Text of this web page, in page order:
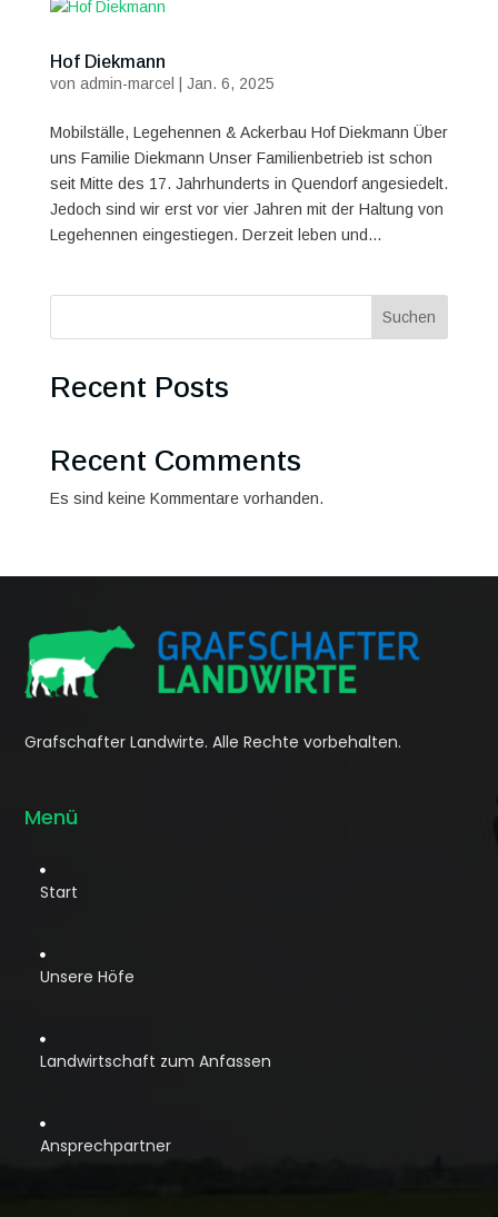
Hof Diekmann
von admin-marcel Jan. 6, 2025
Mobilställe, Legehennen & Ackerbau Hof Diekmann Über
uns Familie Diekmann Unser Familienbetrieb ist schon
seit Mitte des 17. Jahrhunderts in Quendorf angesiedelt.
Jedoch sind wir erst vor vier Jahren mit der Haltung von
Legehennen eingestiegen. Derzeit leben und...
Suchen
Recent Posts
Recent Comments
Es sind keine Kommentare vorhanden.
Grafschafter Landwirte. Alle Rechte vorbehalten.
Menü

Start

Unsere Höfe

Landwirtschaft zum Anfassen

Ansprechpartner